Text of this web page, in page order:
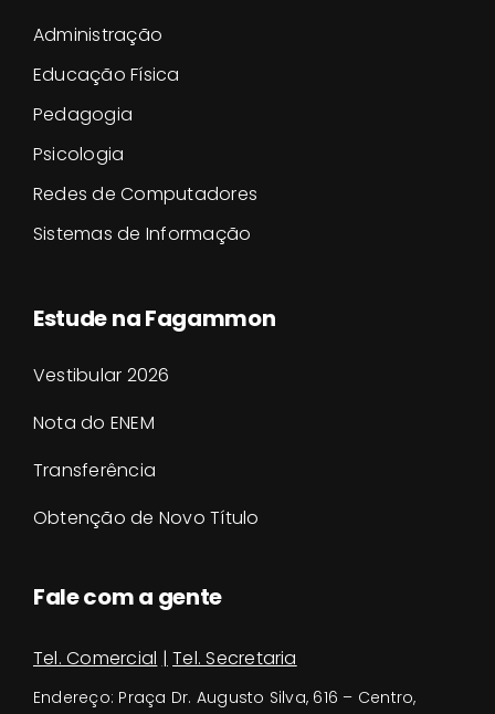
Administração
Educação Física
Pedagogia
Psicologia
Redes de Computadores
Sistemas de Informação
Estude na Fagammon
Vestibular 2026
Nota do ENEM
Transferência
Obtenção de Novo Título
Fale com a gente
Tel. Comercial | Tel. Secretaria
Endereço: Praça Dr. Augusto Silva, 616 – Centro,